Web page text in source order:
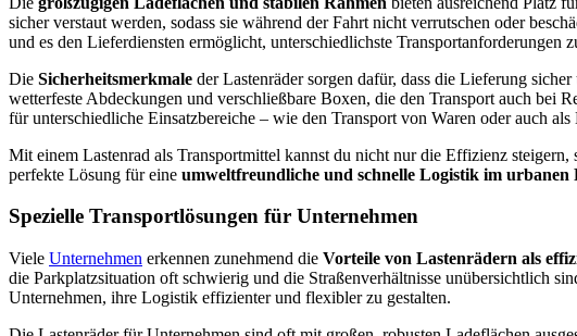
sicher verstaut werden, sodass sie während der Fahrt nicht verrutschen oder
und es den Lieferdiensten ermöglicht, unterschiedlichste Transportanforderungen
Die Sicherheitsmerkmale der Lastenräder sorgen dafür, dass die Lieferung
wetterfeste Abdeckungen und verschließbare Boxen, die den Transport auch bei
für unterschiedliche Einsatzbereiche – wie den Transport von Waren oder auch
Mit einem Lastenrad als Transportmittel kannst du nicht nur die Effizienz
perfekte Lösung für eine umweltfreundliche und schnelle Logistik im urbanen
Spezielle Transportlösungen für Unternehmen
Viele Unternehmen erkennen zunehmend die Vorteile von Lastenrädern als
die Parkplatzsituation oft schwierig und die Straßenverhältnisse unübersichtlich
Unternehmen, ihre Logistik effizienter und flexibler zu gestalten.